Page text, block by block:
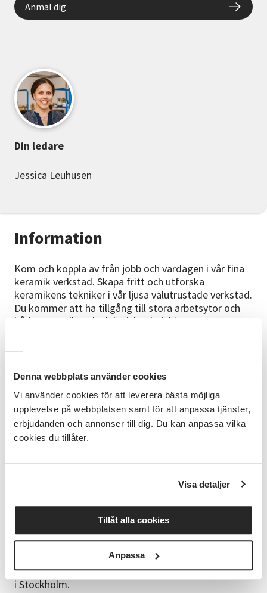
Denna webbplats använder cookies
Vi använder cookies för att leverera bästa möjliga
upplevelse på webbplatsen samt för att anpassa tjänster,
erbjudanden och annonser till dig. Du kan anpassa vilka
cookies du tillåter.
Visa detaljer
Tillåt alla cookies
Anpassa
Information
Kom och koppla av från jobb och vardagen i vår fina
keramik verkstad. Skapa fritt och utforska
keramikens tekniker i vår ljusa välutrustade verkstad.
Du kommer att ha tillgång till stora arbetsytor och
både manuella och elektriska drejskivor.
Kursinnehåll
Du får arbeta med moment som är anpassad till dina
kunskapsnivåer och förutsättningar. Det finns även
goda möjligheter till att dreja. Du kommer också att
arbeta med olika sorters stengodslera och kan välj
bland ett brett sortiment av glasyrer.
Jessica är keramiker med lång erfarenhet att hålla
kurser i keramik. Hon har haft kurser på
Studieförbundet Vuxenskolan i över 20 år och är
utbildad på Östra Greviefolkhögskola och Konstfack
i Stockholm.
Anmäl dig
Din ledare
Jessica Leuhusen